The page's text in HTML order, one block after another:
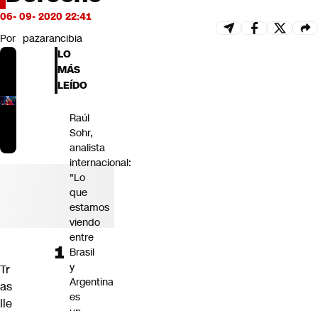
06- 09- 2020 22:41
Por pazarancibia
Tr
as
lle
LO
MÁS
LEÍDO
Raúl
Sohr,
analista
internacional:
"Lo
que
estamos
viendo
entre
Brasil
y
Argentina
es